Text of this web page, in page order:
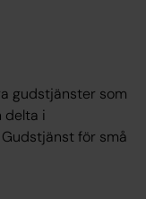
gudstjänster som
delta i
för små